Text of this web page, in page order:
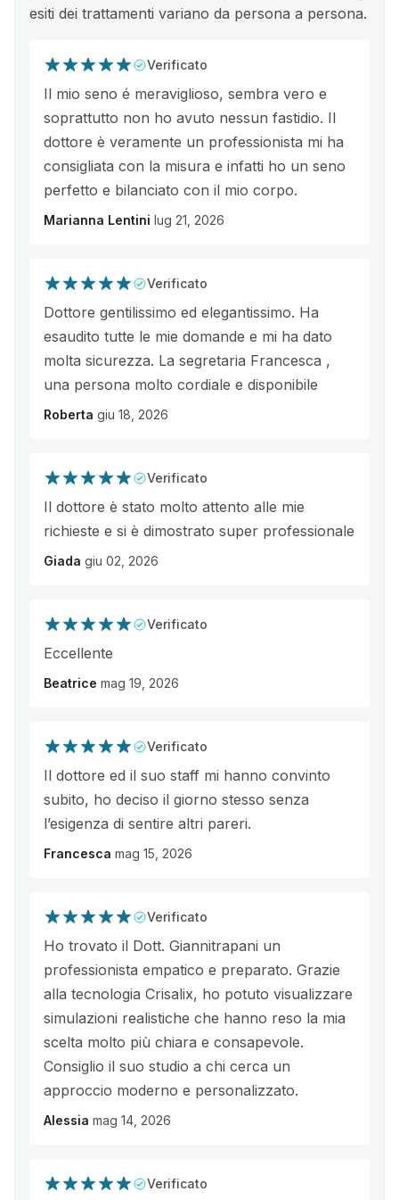
esiti dei trattamenti variano da persona a persona.
Verificato
Il mio seno é meraviglioso, sembra vero e
soprattutto non ho avuto nessun fastidio. Il
dottore è veramente un professionista mi ha
consigliata con la misura e infatti ho un seno
perfetto e bilanciato con il mio corpo.
Marianna Lentini lug 21, 2026
Verificato
Dottore gentilissimo ed elegantissimo. Ha
esaudito tutte le mie domande e mi ha dato
molta sicurezza. La segretaria Francesca ,
una persona molto cordiale e disponibile
Roberta giu 18, 2026
Verificato
Il dottore è stato molto attento alle mie
richieste e si è dimostrato super professionale
Giada giu 02, 2026
Verificato
Eccellente
Beatrice mag 19, 2026
Verificato
Il dottore ed il suo staff mi hanno convinto
subito, ho deciso il giorno stesso senza
l’esigenza di sentire altri pareri.
Francesca mag 15, 2026
Verificato
Ho trovato il Dott. Giannitrapani un
professionista empatico e preparato. Grazie
alla tecnologia Crisalix, ho potuto visualizzare
simulazioni realistiche che hanno reso la mia
scelta molto più chiara e consapevole.
Consiglio il suo studio a chi cerca un
approccio moderno e personalizzato.
Alessia mag 14, 2026
Verificato